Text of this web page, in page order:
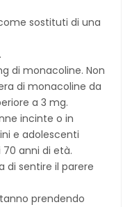
sostituti di una
di monacoline. Non
di monacoline da
a 3 mg.
incinte o in
e adolescenti
70 anni di età.
di sentire il parere
prendendo